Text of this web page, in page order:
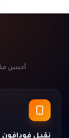
أحسن
نقبل